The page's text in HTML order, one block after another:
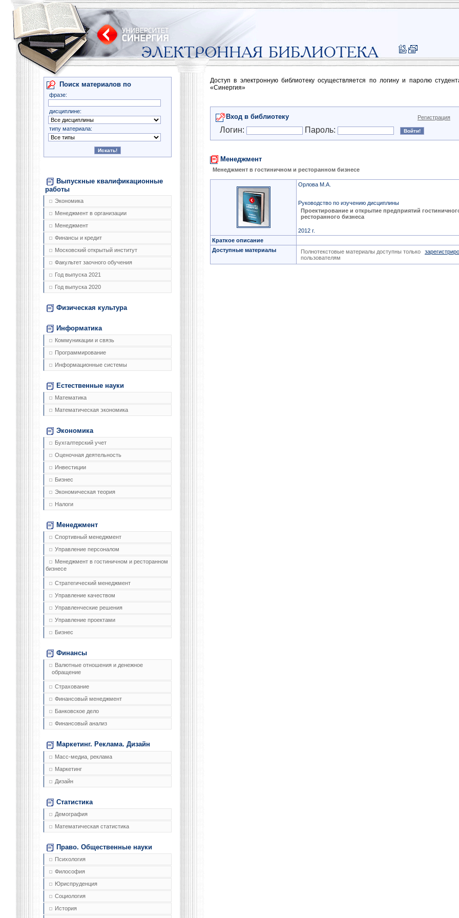
Поиск материалов по
фразе:
дисциплине:
типу материала:
Выпускные квалификационные
работы
Экономика
Менеджмент в организации
Менеджмент
Финансы и кредит
Московский открытый институт
Факультет заочного обучения
Год выпуска 2021
Год выпуска 2020
Физическая культура
Информатика
Коммуникации и связь
Программирование
Информационные системы
Естественные науки
Математика
Математическая экономика
Экономика
Бухгалтерский учет
Оценочная деятельность
Инвестиции
Бизнес
Экономическая теория
Налоги
Менеджмент
Спортивный менеджмент
Управление персоналом
Менеджмент в гостиничном и ресторанном
бизнесе
Стратегический менеджмент
Управление качеством
Управленческие решения
Управление проектами
Бизнес
Финансы
Валютные отношения и денежное
обращение
Страхование
Финансовый менеджмент
Банковское дело
Финансовый анализ
Маркетинг. Реклама. Дизайн
Масс-медиа, реклама
Маркетинг
Дизайн
Статистика
Демография
Математическая статистика
Право. Общественные науки
Психология
Философия
Юриспруденция
Социология
История
Доступ в электронную библиотеку осуществляется по логину и паролю
«Синергия»
Вход в библиотеку Регистрация
Логин: Пароль:
Менеджмент
Менеджмент в гостиничном и ресторанном бизнесе
Орлова М.А.
Руководство по изучению дисциплины
Проектирование и открытие предприятий
ресторанного бизнеса
2012 г.
Краткое описание
Доступные материалы
Полнотекстовые материалы доступны только
пользователям